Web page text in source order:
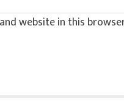
website in this